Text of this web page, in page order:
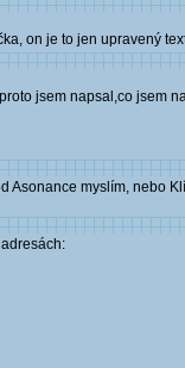
on je to jen upravený
jsem napsal,co jsem
myslím, nebo